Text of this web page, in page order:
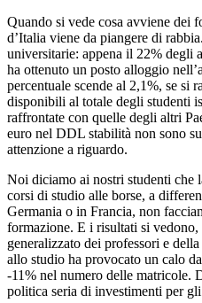
Quando si vede cosa avviene dei
d’Italia viene da piangere di
universitarie: appena il 22% degli
ha ottenuto un posto alloggio
percentuale scende al 2,1%, se si
disponibili al totale degli studenti
raffrontate con quelle degli altri
euro nel DDL stabilità non sono
attenzione a riguardo.
Noi diciamo ai nostri studenti che
corsi di studio alle borse, a
Germania o in Francia, non
formazione. E i risultati si
generalizzato dei professori e
allo studio ha provocato un calo
-11% nel numero delle matricole.
politica seria di investimenti per